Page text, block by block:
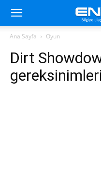
Ana Sayfa Oyun
Dirt
gereksinimleri